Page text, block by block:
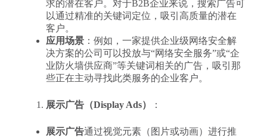
求的潜在客户。对于B2B企业来说，搜索广告可
以通过精准的关键词定位，吸引高质量的潜在
客户。
应用场景：例如，一家提供企业级网络安全解
决方案的公司可以投放与“网络安全服务”或“企
业防火墙供应商”等关键词相关的广告，吸引那
些正在主动寻找此类服务的企业客户。
展示广告（Display Ads） ：
展示广告通过视觉元素（图片或动画）进行推